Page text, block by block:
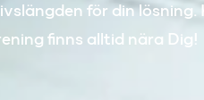
för din lösning.
finns alltid nära Dig!